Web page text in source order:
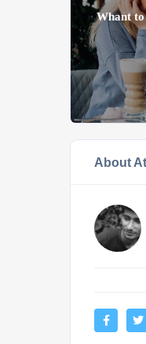
Whant to
About